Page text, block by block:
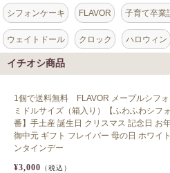
シフォンケーキ FLAVOR 子育て卒業
ウェイトドール クロック ハロウィン
イチオシ商品
1個で送料無料 FLAVOR メープルシフ
ミドルサイズ（箱入り）【ふわふわシフ
番】手土産 誕生日 クリスマス 記念日 お
御中元 ギフト フレイバー 母の日 ホワイ
ンタインデー
¥3,000 （税込）